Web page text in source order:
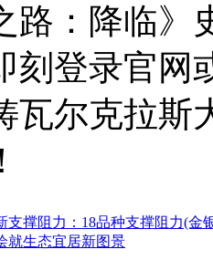
：降临》
刻登录官网
瓦尔克拉斯
支撑阻力：18品种支撑阻力(金
就生态宜居新图景